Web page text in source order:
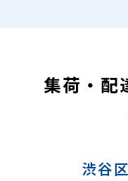
集荷・配
渋谷